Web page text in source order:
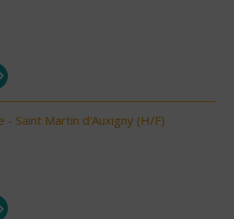
- Saint Martin d'Auxigny (H/F)